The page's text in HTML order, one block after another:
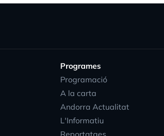
Programes
Programació
A la carta
Andorra Actualitat
L'Informatiu